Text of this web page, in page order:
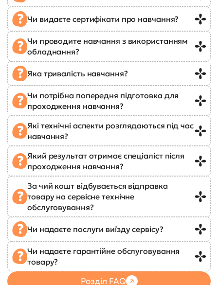
Чи видаєте сертифікати про навчання?
Чи проводите навчання з використанням
обладнання?
Яка тривалість навчання?
Чи потрібна попередня підготовка для
проходження навчання?
Які технічні аспекти розглядаються під час
навчання?
Який результат отримає спеціаліст після
проходження навчання?
За чий кошт відбувається відправка
товару на сервісне технічне
обслуговування?
Чи надаєте послуги виїзду сервісу?
Чи надаєте гарантійне обслуговування
товару?
Розділ FAQ